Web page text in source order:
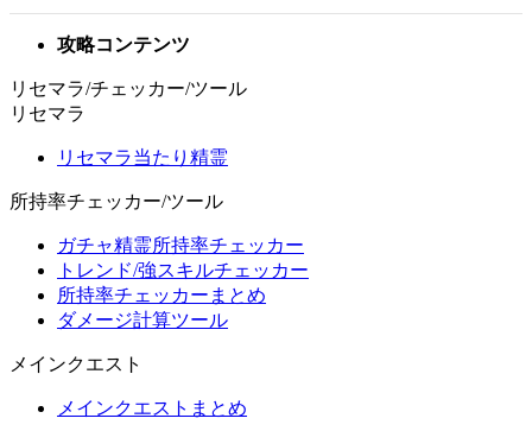
攻略コンテンツ
リセマラ/チェッカー/ツール
リセマラ
リセマラ当たり精霊
所持率チェッカー/ツール
ガチャ精霊所持率チェッカー
トレンド/強スキルチェッカー
所持率チェッカーまとめ
ダメージ計算ツール
メインクエスト
メインクエストまとめ